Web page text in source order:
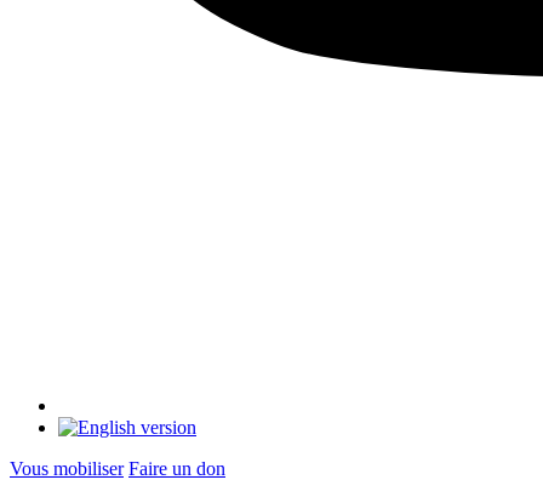
Vous mobiliser Faire un don